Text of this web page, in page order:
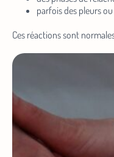
Ces réactions sont